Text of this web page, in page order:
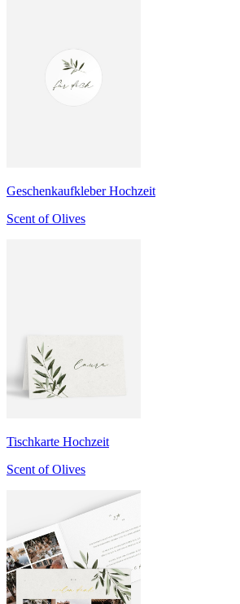
Geschenkaufkleber Hochzeit
Scent of Olives
Tischkarte Hochzeit
Scent of Olives